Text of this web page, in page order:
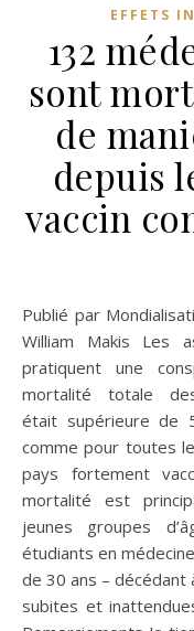
EFFETS
132
sont
de
depuis
vaccin
Publié par Mondialisation.ca, 02 mars 2023 – Auteur : Dr.
William Makis Les
pratiquent une
mortalité totale
était supérieure de
comme pour toutes
pays fortement
mortalité est
jeunes groupes
étudiants en
de 30 ans – décédant
subites et